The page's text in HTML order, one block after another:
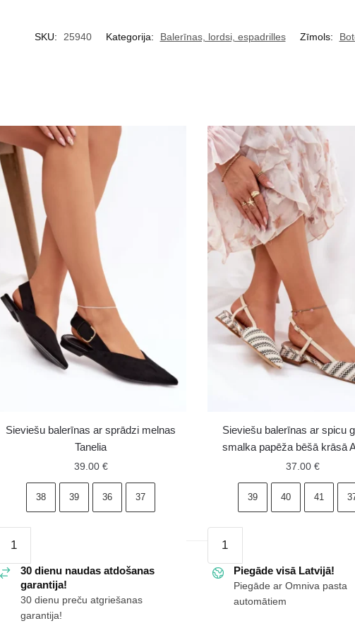
SKU: 25940 Kategorija: Balerīnas, lordsi, espadrilles Zīmols:
Sieviešu balerīnas ar sprādzi melnas
Tanelia
39.00 €
38 39 36 37
balerīnas
ar
sprādzi
melnas
Tanelia
Sieviešu balerīnas ar spicu
smalka papēža bēšā krāsā
37.00 €
39 40 41
balerīnas
ar
30 dienu naudas atdošanas
garantija!
30 dienu preču atgriešanas
garantija!
Piegāde visā Latvijā!
Piegāde ar Omniva pasta
automātiem